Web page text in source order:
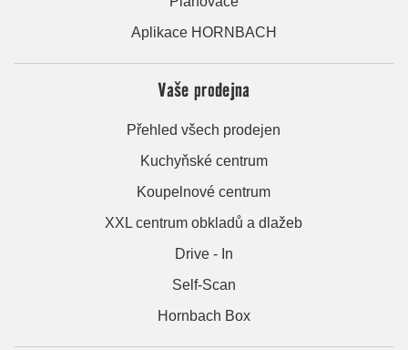
Aplikace HORNBACH
Vaše prodejna
Přehled všech prodejen
Kuchyňské centrum
Koupelnové centrum
XXL centrum obkladů a dlažeb
Drive - In
Self-Scan
Hornbach Box